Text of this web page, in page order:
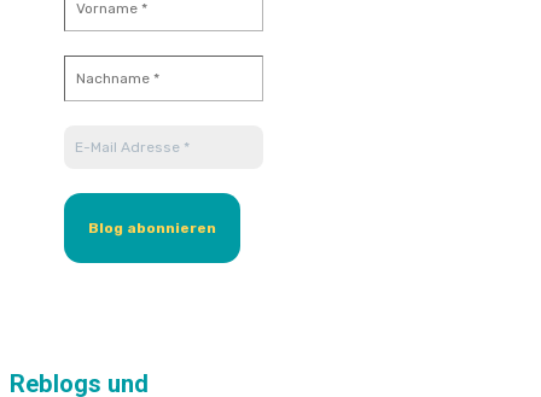
Reblogs und